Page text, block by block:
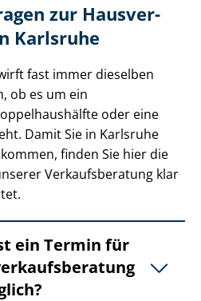
zur Haus­ver­
Karlsruhe
fast immer dieselben
ob es um ein
oder eine
Damit Sie in Karlsruhe
finden Sie hier die
Ver­kaufs­be­ra­tung klar
ein Termin für